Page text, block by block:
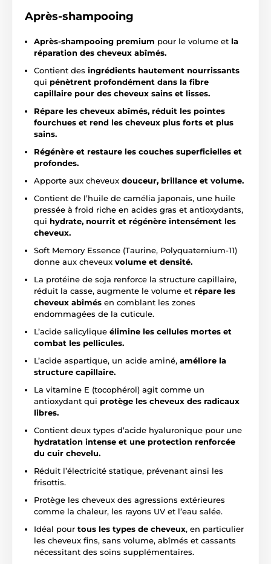
Après-shampooing
Après-shampooing premium pour le volume et la
réparation des cheveux abîmés.
Contient des ingrédients hautement nourrissants
qui pénètrent profondément dans la fibre
capillaire pour des cheveux sains et lisses.
Répare les cheveux abîmés, réduit les pointes
fourchues et rend les cheveux plus forts et plus
sains.
Régénère et restaure les couches superficielles et
profondes.
Apporte aux cheveux douceur, brillance et volume.
Contient de l’huile de camélia japonais, une huile
pressée à froid riche en acides gras et antioxydants,
qui hydrate, nourrit et régénère intensément les
cheveux.
Soft Memory Essence (Taurine, Polyquaternium-11)
donne aux cheveux volume et densité.
La protéine de soja renforce la structure capillaire,
réduit la casse, augmente le volume et répare les
cheveux abîmés en comblant les zones
endommagées de la cuticule.
L’acide salicylique élimine les cellules mortes et
combat les pellicules.
L’acide aspartique, un acide aminé, améliore la
structure capillaire.
La vitamine E (tocophérol) agit comme un
antioxydant qui protège les cheveux des radicaux
libres.
Contient deux types d’acide hyaluronique pour une
hydratation intense et une protection renforcée
du cuir chevelu.
Réduit l’électricité statique, prévenant ainsi les
frisottis.
Protège les cheveux des agressions extérieures
comme la chaleur, les rayons UV et l’eau salée.
Idéal pour tous les types de cheveux, en particulier
les cheveux fins, sans volume, abîmés et cassants
nécessitant des soins supplémentaires.